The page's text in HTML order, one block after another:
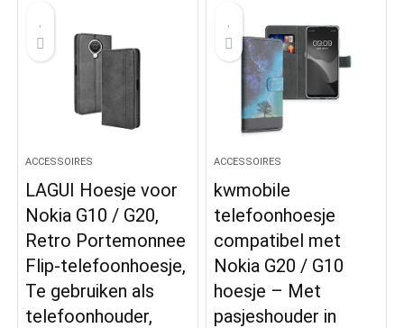
ACCESSOIRES
LAGUI Hoesje voor
Nokia G10 / G20,
Retro Portemonnee
Flip-telefoonhoesje,
Te gebruiken als
telefoonhouder,
ACCESSOIRES
kwmobile
telefoonhoesje
compatibel met
Nokia G20 / G10
hoesje – Met
pasjeshouder in